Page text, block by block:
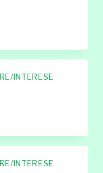
INTERESE
INTERESE